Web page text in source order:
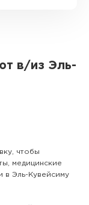
в/из Эль-
чтобы
медицинские
в Эль-Кувейсиму